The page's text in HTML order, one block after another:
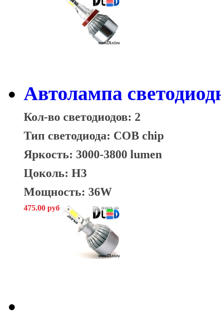
Автолампа
Кол-во светодиодов: 2
Тип светодиода: COB chip
Яркость: 3000-3800 lumen
Цоколь: H3
Мощность: 36W
475.00 руб